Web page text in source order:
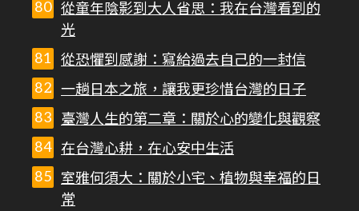
從童年陰影到大人省思：我在台灣看到的
光
從恐懼到感謝：寫給過去自己的一封信
一趟日本之旅，讓我更珍惜台灣的日子
臺灣人生的第二章：關於心的變化與觀察
在台灣心耕，在心安中生活
室雅何須大：關於小宅、植物與幸福的日
常